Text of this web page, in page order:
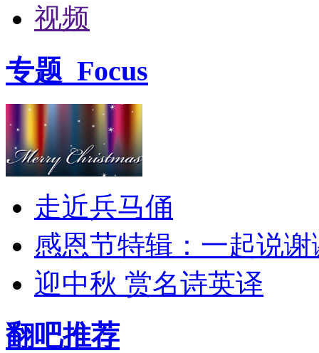
视频
专题 Focus
走近兵马俑
感恩节特辑：一起说谢
迎中秋 赏名诗英译
翻吧推荐